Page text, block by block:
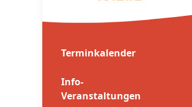
Terminkalender
Info-
Veranstaltungen